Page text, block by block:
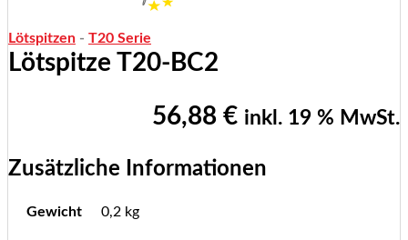
Lötspitzen - T20 Serie
Lötspitze T20-BC2
56,88 € inkl. 19 % MwSt.
Zusätzliche Informationen
Gewicht 0,2 kg